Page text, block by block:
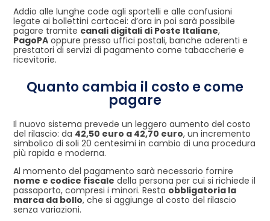
Addio alle lunghe code agli sportelli e alle confusioni
legate ai bollettini cartacei: d’ora in poi sarà possibile
pagare tramite canali digitali di Poste Italiane,
PagoPA oppure presso uffici postali, banche aderenti e
prestatori di servizi di pagamento come tabaccherie e
ricevitorie.
Quanto cambia il costo e come
pagare
Il nuovo sistema prevede un leggero aumento del costo
del rilascio: da 42,50 euro a 42,70 euro, un incremento
simbolico di soli 20 centesimi in cambio di una procedura
più rapida e moderna.
Al momento del pagamento sarà necessario fornire
nome e codice fiscale della persona per cui si richiede il
passaporto, compresi i minori. Resta obbligatoria la
marca da bollo, che si aggiunge al costo del rilascio
senza variazioni.